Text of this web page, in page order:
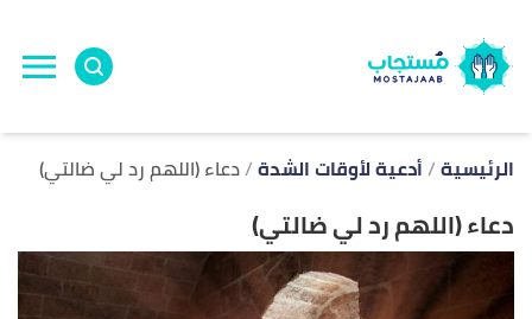
الرئيسية أدعية لأوقات الشدة دعاء (اللهم رد لي ضالتي)
دعاء (اللهم رد لي ضالتي)